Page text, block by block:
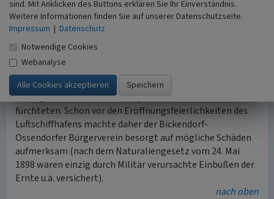
Fluggeräte vor Ort natürlich nicht verheimlichen. Und so
konnte man für 5 Pfennige Eintritt einen Rundgang durch
die Luftschiffhalle machen und vor den Toren machten in
Form einer„Dauerkirmes und Volksbelustigung (…) Wurst-
und Eisverkäufer, Zauberkünstler und Anbieter von
Ansichtskarten gute Geschäfte.“
Dieser Trubel und der Flugbetrieb bereitete jedoch den
umliegenden Landwirten Sorgen, die um ihre Felder
fürchteten. Schon vor den Eröffnungsfeierlichkeiten des
Luftschiffhafens machte daher der Bickendorf-
Ossendorfer Bürgerverein besorgt auf mögliche Schäden
aufmerksam (nach dem Naturaliengesetz vom 24. Mai
1898 waren einzig durch Militär verursachte Einbußen der
Ernte u.ä. versichert).
nach oben
sind. Mit Anklicken des Buttons erklären Sie Ihr Einverständnis.
Weitere Informationen finden Sie auf unserer Datenschutzseite.
Impressum | Datenschutz
Notwendige Cookies
Webanalyse